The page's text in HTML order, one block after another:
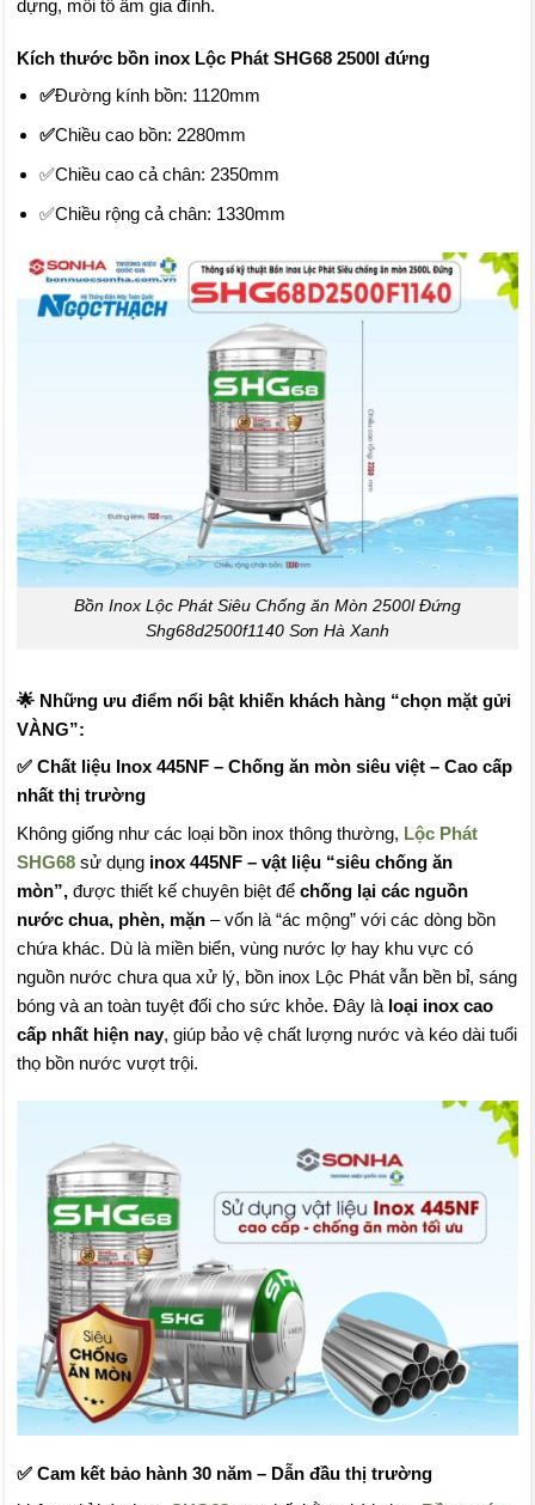
dựng, mỗi tổ ấm gia đình.
Kích thước bồn inox Lộc Phát SHG68 2500l đứng
✅Đường kính bồn: 1120mm
✅Chiều cao bồn: 2280mm
✅Chiều cao cả chân: 2350mm
✅Chiều rộng cả chân: 1330mm
Bồn Inox Lộc Phát Siêu Chống ăn Mòn 2500l Đứng
Shg68d2500f1140 Sơn Hà Xanh
🌟 Những ưu điểm nổi bật khiến khách hàng “chọn mặt gửi
VÀNG”:
✅ Chất liệu Inox 445NF – Chống ăn mòn siêu việt – Cao cấp
nhất thị trường
Không giống như các loại bồn inox thông thường, Lộc Phát
SHG68sử dụng inox 445NF – vật liệu “siêu chống ăn
mòn”,được thiết kế chuyên biệt để chống lại các nguồn
nước chua, phèn, mặn– vốn là “ác mộng” với các dòng bồn
chứa khác. Dù là miền biển, vùng nước lợ hay khu vực có
nguồn nước chưa qua xử lý, bồn inox Lộc Phát vẫn bền bỉ, sáng
bóng và an toàn tuyệt đối cho sức khỏe. Đây là loại inox cao
cấp nhất hiện nay, giúp bảo vệ chất lượng nước và kéo dài tuổi
thọ bồn nước vượt trội.
✅ Cam kết bảo hành 30 năm – Dẫn đầu thị trường